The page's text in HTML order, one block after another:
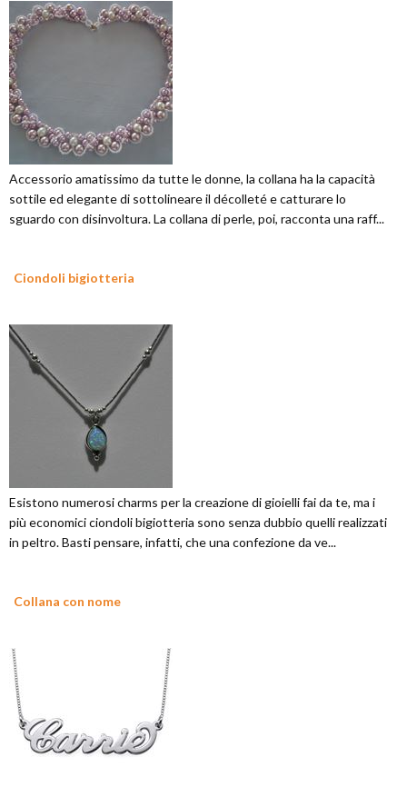
Accessorio amatissimo da tutte le donne, la collana ha la capacità
sottile ed elegante di sottolineare il décolleté e catturare lo
sguardo con disinvoltura. La collana di perle, poi, racconta una raff...
Ciondoli bigiotteria
Esistono numerosi charms per la creazione di gioielli fai da te, ma i
più economici ciondoli bigiotteria sono senza dubbio quelli realizzati
in peltro. Basti pensare, infatti, che una confezione da ve...
Collana con nome